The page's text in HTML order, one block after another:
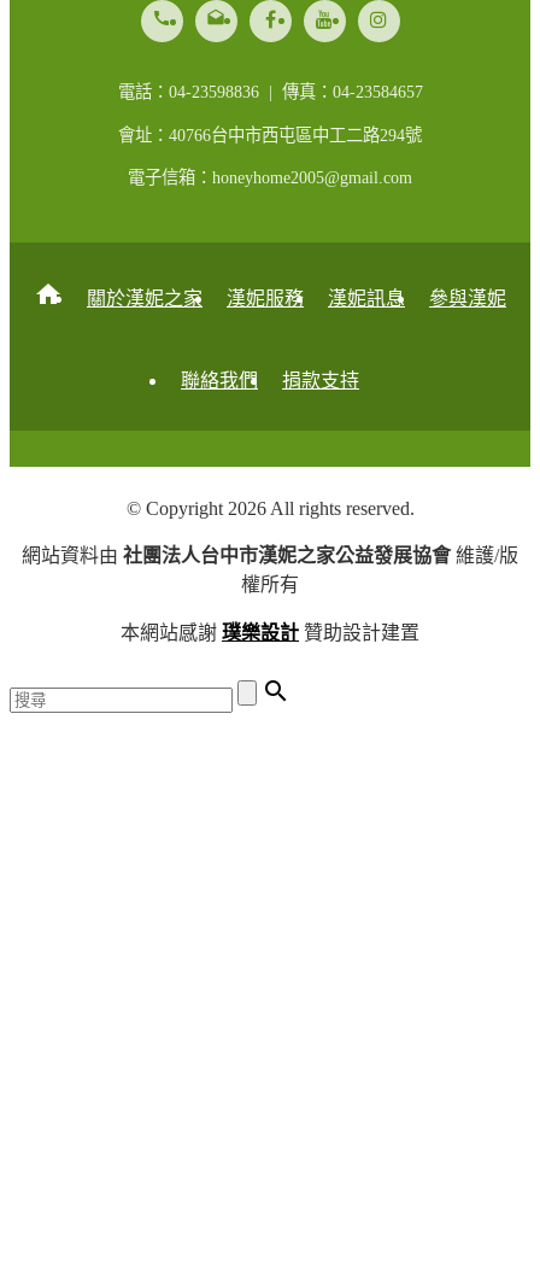
call drafts
電話：04-23598836 | 傳真：04-23584657
會址：40766台中市西屯區中工二路294號
電子信箱：honeyhome2005@gmail.com
home 關於漢妮之家 漢妮服務 漢妮訊息 參與漢妮
聯絡我們 捐款支持
© Copyright 2026 All rights reserved.
網站資料由 社團法人台中市漢妮之家公益發展協會維護/版
權所有
本網站感謝 璞樂設計 贊助設計建置
